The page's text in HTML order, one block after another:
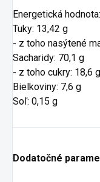
Energetická
Tuky: 13,42 g
- z toho nasýtené
Sacharidy: 70,1 g
- z toho cukry: 18,6 g
Bielkoviny: 7,6 g
Soľ: 0,15 g
Dodatočné